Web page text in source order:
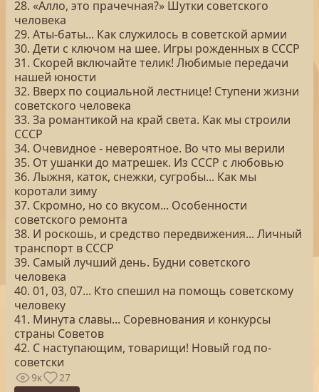
28. «Алло, это прачечная?» Шутки советского
человека
29. Аты-баты... Как служилось в советской армии
30. Дети с ключом на шее. Игры рожденных в СССР
31. Скорей включайте телик! Любимые передачи
нашей юности
32. Вверх по социальной лестнице! Ступени жизни
советского человека
33. За романтикой на край света. Как мы строили
СССР
34. Очевидное - невероятное. Во что мы верили
35. От ушанки до матрешек. Из СССР с любовью
36. Лыжня, каток, снежки, сугробы... Как мы
коротали зиму
37. Скромно, но со вкусом... Особенности
советского ремонта
38. И роскошь, и средство передвижения... Личный
транспорт в СССР
39. Самый лучший день. Будни советского
человека
40. 01, 03, 07... Кто спешил на помощь советскому
человеку
41. Минута славы... Соревнования и конкурсы
страны Советов
42. С наступающим, товарищи! Новый год по-
советски
9к 27